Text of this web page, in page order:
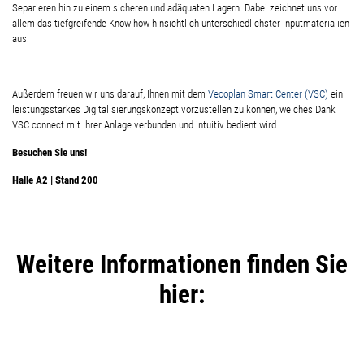
Separieren hin zu einem sicheren und adäquaten Lagern. Dabei zeichnet uns vor
allem das tiefgreifende Know-how hinsichtlich unterschiedlichster Inputmaterialien
aus.
Außerdem freuen wir uns darauf, Ihnen mit dem Vecoplan Smart Center (VSC) ein
leistungsstarkes Digitalisierungskonzept vorzustellen zu können, welches Dank
VSC.connect mit Ihrer Anlage verbunden und intuitiv bedient wird.
Besuchen Sie uns!
Halle A2 | Stand 200
Weitere Informationen finden Sie
hier: